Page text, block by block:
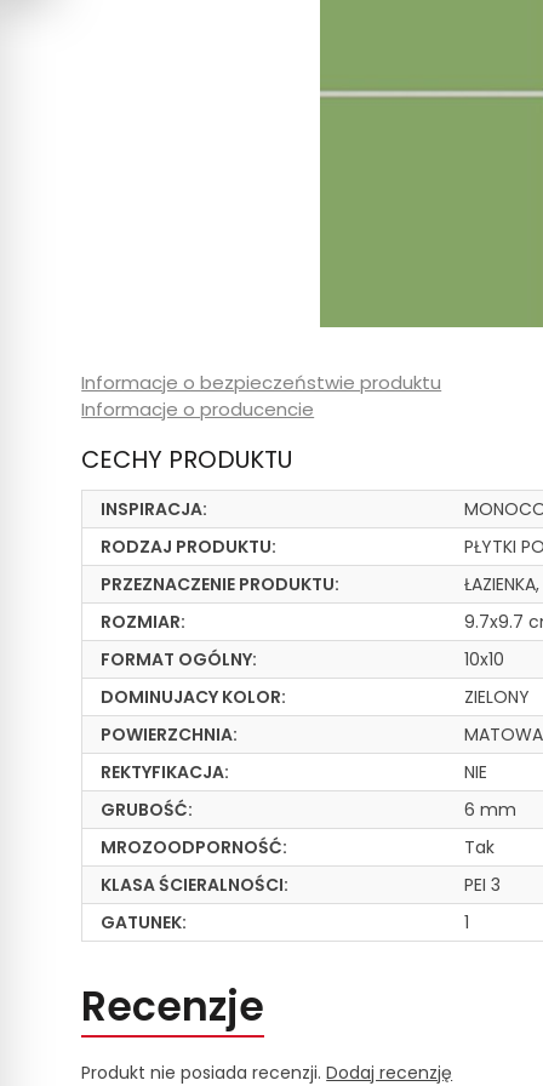
Informacje o bezpieczeństwie produktu
Informacje o producencie
CECHY PRODUKTU
INSPIRACJA:
RODZAJ PRODUKTU:
PŁYTKI
PRZEZNACZENIE PRODUKTU:
ROZMIAR:
9.7x9.7
FORMAT OGÓLNY:
10x10
DOMINUJACY KOLOR:
ZIELONY
POWIERZCHNIA:
MATOWA
REKTYFIKACJA:
NIE
GRUBOŚĆ:
6 mm
MROZOODPORNOŚĆ:
Tak
KLASA ŚCIERALNOŚCI:
PEI 3
GATUNEK:
1
Recenzje
Produkt nie posiada recenzji.Dodaj recenzję